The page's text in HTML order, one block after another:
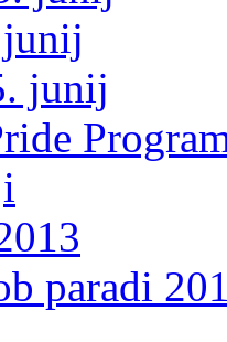
junij
paradi